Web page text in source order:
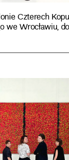
Czterech
we Wrocławiu,